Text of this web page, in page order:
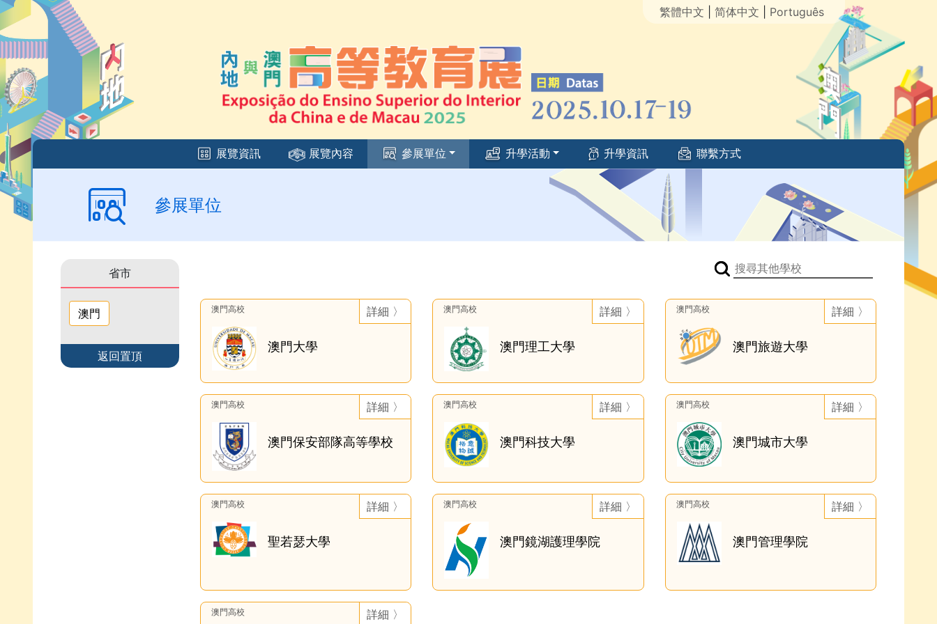
繁體中文 简体中文 Português
展覽資訊 展覽內容 參展單位 升學活動 升學資訊 聯繫方式
參展單位
省市
澳門
返回置頂
澳門高校
澳門大學
詳細 〉 澳門高校
澳門理工大學
詳細 〉 澳門高校
澳門旅遊大學
詳細 〉
澳門高校
澳門保安部隊高等學校
詳細 〉 澳門高校
澳門科技大學
詳細 〉 澳門高校
澳門城市大學
詳細 〉
澳門高校
聖若瑟大學
詳細 〉 澳門高校
澳門鏡湖護理學院
詳細 〉 澳門高校
澳門管理學院
詳細 〉
澳門高校 詳細 〉